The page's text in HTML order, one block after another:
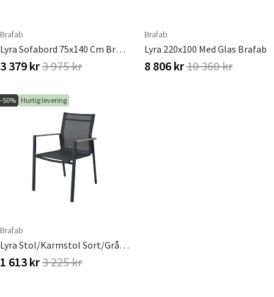
Brafab
Lyra Sofabord 75x140 Cm Brafab
3 379 kr3 975 kr
Brafab
Lyra 220x100 Med Glas Brafab
8 806 kr10 360 kr
-50% Hurtig levering
Brafab
Lyra Stol/Karmstol Sort/Grå Brafab
1 613 kr3 225 kr